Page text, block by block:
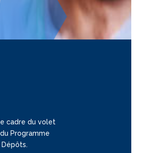
cadre du volet
Programme
Dépôts.